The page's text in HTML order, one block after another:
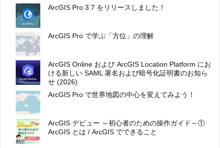
ArcGIS Pro 3.7 をリリースしました！
ArcGIS Pro で学ぶ「方位」の理解
ArcGIS Online および ArcGIS Location Platform にお
ける新しい SAML 署名および暗号化証明書のお知ら
せ (2026)
ArcGIS Pro で世界地図の中心を変えてみよう！
ArcGIS デビュー ～初心者のための操作ガイド～①
ArcGIS とは / ArcGIS でできること